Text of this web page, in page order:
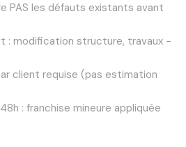
PAS les défauts existants avant
: modification structure, travaux -
client requise (pas estimation
: franchise mineure appliquée